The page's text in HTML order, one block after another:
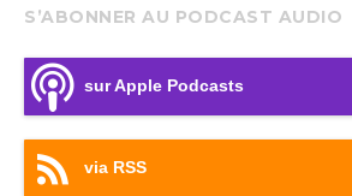
S’ABONNER AU PODCAST AUDIO
sur Apple Podcasts
via RSS